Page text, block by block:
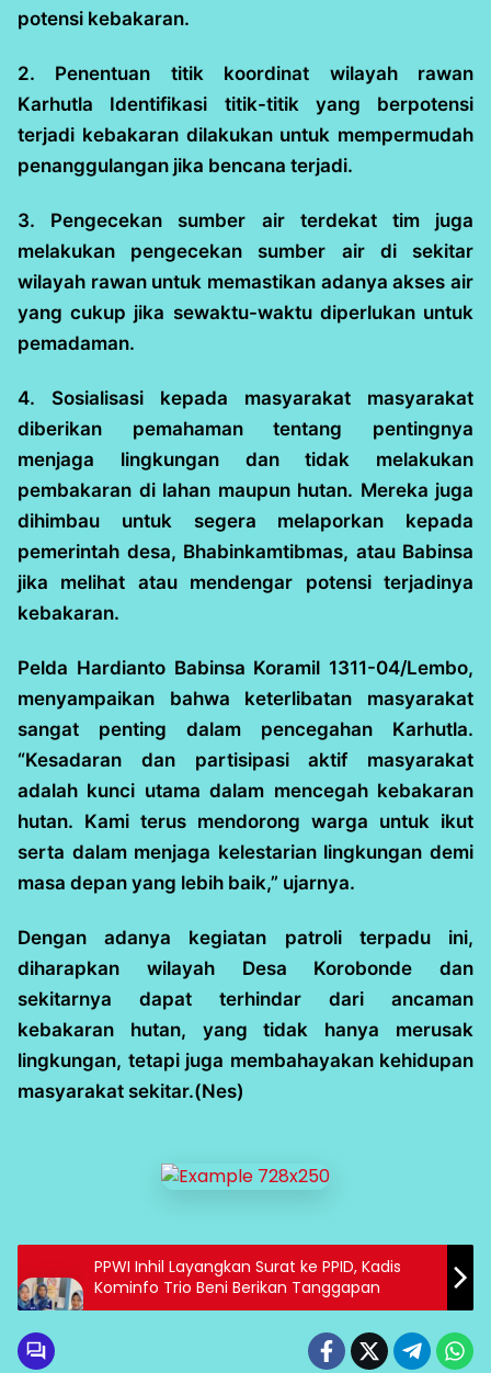
potensi kebakaran.
2. Penentuan titik koordinat wilayah rawan
Karhutla Identifikasi titik-titik yang berpotensi
terjadi kebakaran dilakukan untuk mempermudah
penanggulangan jika bencana terjadi.
3. Pengecekan sumber air terdekat tim juga
melakukan pengecekan sumber air di sekitar
wilayah rawan untuk memastikan adanya akses air
yang cukup jika sewaktu-waktu diperlukan untuk
pemadaman.
4. Sosialisasi kepada masyarakat masyarakat
diberikan pemahaman tentang pentingnya
menjaga lingkungan dan tidak melakukan
pembakaran di lahan maupun hutan. Mereka juga
dihimbau untuk segera melaporkan kepada
pemerintah desa, Bhabinkamtibmas, atau Babinsa
jika melihat atau mendengar potensi terjadinya
kebakaran.
Pelda Hardianto Babinsa Koramil 1311-04/Lembo,
menyampaikan bahwa keterlibatan masyarakat
sangat penting dalam pencegahan Karhutla.
“Kesadaran dan partisipasi aktif masyarakat
adalah kunci utama dalam mencegah kebakaran
hutan. Kami terus mendorong warga untuk ikut
serta dalam menjaga kelestarian lingkungan demi
masa depan yang lebih baik,” ujarnya.
Dengan adanya kegiatan patroli terpadu ini,
diharapkan wilayah Desa Korobonde dan
sekitarnya dapat terhindar dari ancaman
kebakaran hutan, yang tidak hanya merusak
lingkungan, tetapi juga membahayakan kehidupan
masyarakat sekitar.(Nes)
PPWI Inhil Layangkan Surat ke PPID, Kadis
Kominfo Trio Beni Berikan Tanggapan